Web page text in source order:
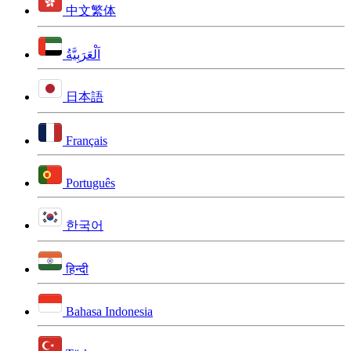
中文繁体
اَلْعَرَبِيَّةُ
日本語
Français
Português
한국어
हिन्दी
Bahasa Indonesia